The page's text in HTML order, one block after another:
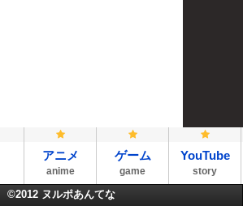
アニメ
anime
ゲーム
game
YouTube
story
©2012 ヌルポあんてな